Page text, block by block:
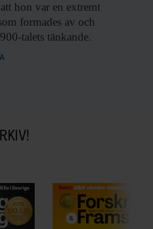
hon var en extremt
formades av och
talets tänkande.